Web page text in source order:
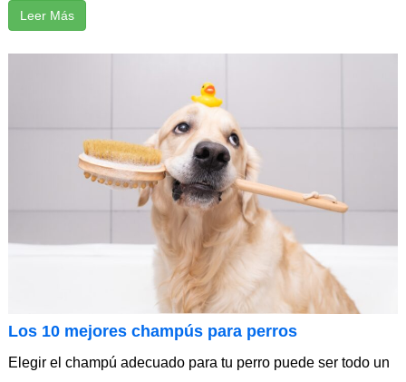
Leer Más
Los 10 mejores champús para perros
Elegir el champú adecuado para tu perro puede ser todo un